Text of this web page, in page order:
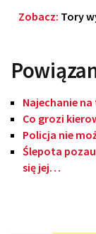
Zobacz: Tory
Najechanie na
Co grozi
Policja nie
Ślepota
się jej…